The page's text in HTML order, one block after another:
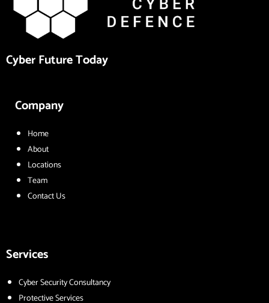
Cyber Future Today
Company
Home
About
Locations
Team
Contact Us
Services
Cyber Security Consultancy
Protective Services